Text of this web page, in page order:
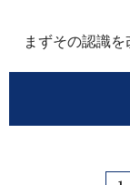
まずその認識を